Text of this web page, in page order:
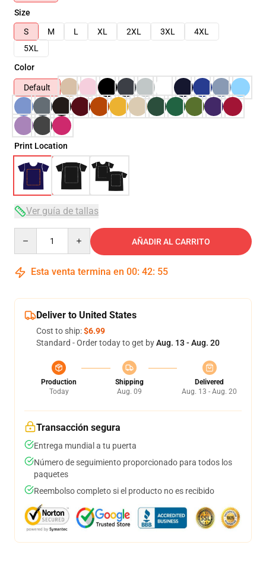
Size
S
M L XL 2XL 3XL
4XL
5XL
Color
Default
Print Location
Ver guía de tallas
AÑADIR AL CARRITO
Esta venta termina en 00: 42: 54
Deliver to United States
Cost to ship:$6.99
Standard - Order today to get byAug. 13 - Aug. 20
Production
Today
Shipping
Aug. 09
Delivered
Aug. 13 - Aug. 20
Transacción segura
Entrega mundial a tu puerta
Número de seguimiento proporcionado para todos los
paquetes
Reembolso completo si el producto no es recibido